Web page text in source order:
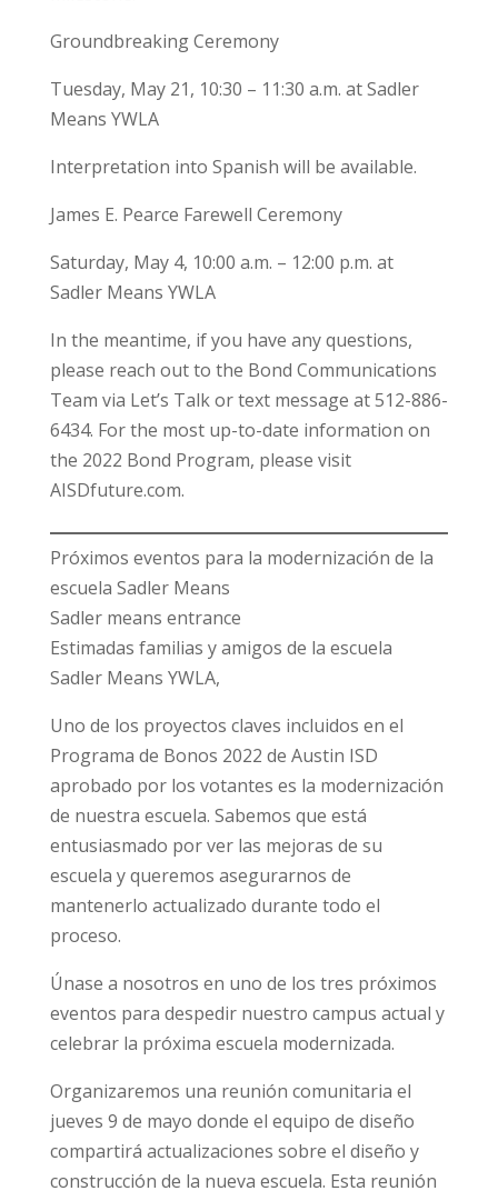
Groundbreaking Ceremony
Tuesday, May 21, 10:30 – 11:30 a.m. at Sadler
Means YWLA
Interpretation into Spanish will be available.
James E. Pearce Farewell Ceremony
Saturday, May 4, 10:00 a.m. – 12:00 p.m. at
Sadler Means YWLA
In the meantime, if you have any questions,
please reach out to the Bond Communications
Team via Let’s Talk or text message at 512-886-
6434. For the most up-to-date information on
the 2022 Bond Program, please visit
AISDfuture.com.
Próximos eventos para la modernización de la
escuela Sadler Means
Sadler means entrance
Estimadas familias y amigos de la escuela
Sadler Means YWLA,
Uno de los proyectos claves incluidos en el
Programa de Bonos 2022 de Austin ISD
aprobado por los votantes es la modernización
de nuestra escuela. Sabemos que está
entusiasmado por ver las mejoras de su
escuela y queremos asegurarnos de
mantenerlo actualizado durante todo el
proceso.
Únase a nosotros en uno de los tres próximos
eventos para despedir nuestro campus actual y
celebrar la próxima escuela modernizada.
Organizaremos una reunión comunitaria el
jueves 9 de mayo donde el equipo de diseño
compartirá actualizaciones sobre el diseño y
construcción de la nueva escuela. Esta reunión